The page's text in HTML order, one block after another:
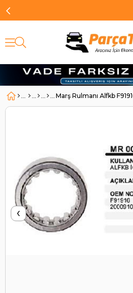
Marş Rulmanı Alfkb
‹